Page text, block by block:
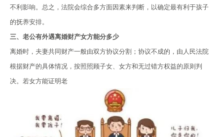
不利影响。总之，法院会综合多方面因素来判断，以确定最有利于孩子
的抚养安排。
三、老公有外遇离婚财产女方能分多少
离婚时，夫妻共同财产一般由双方协议分割；协议不成的，由人民法院
根据财产的具体情况，按照照顾子女、女方和无过错方权益的原则判
决。若女方能证明老